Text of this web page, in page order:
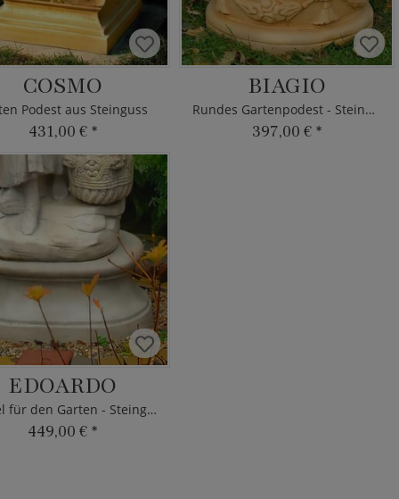
COSMO
Podest aus Steinguss
431,00 € *
BIAGIO
Rundes Gartenpodest - Steinguss
397,00 € *
EDOARDO
Sockel für den Garten - Steinguss
449,00 € *